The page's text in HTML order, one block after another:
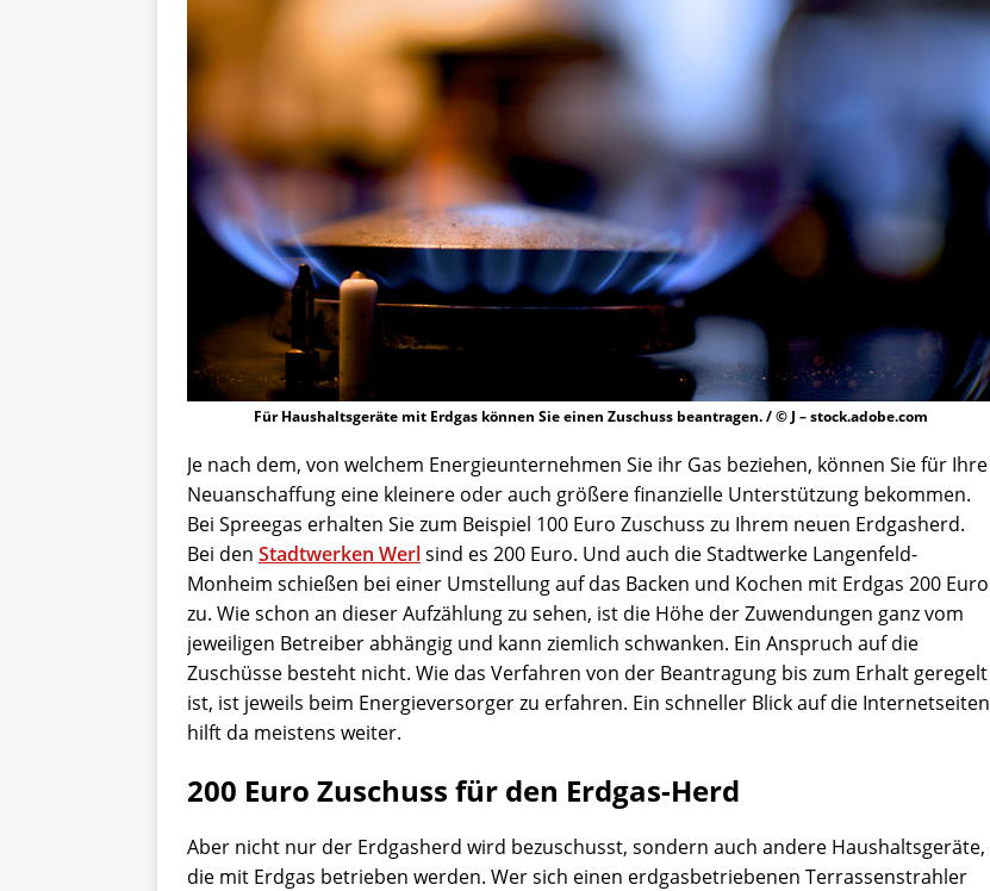
Für Haushaltsgeräte mit Erdgas können Sie einen Zuschuss beantragen. / © J – stock.adobe.com
Je nach dem, von welchem Energieunternehmen Sie ihr Gas beziehen, können Sie für Ihre
Neuanschaffung eine kleinere oder auch größere finanzielle Unterstützung bekommen.
Bei Spreegas erhalten Sie zum Beispiel 100 Euro Zuschuss zu Ihrem neuen Erdgasherd.
Bei den Stadtwerken Werlsind es 200 Euro. Und auch die Stadtwerke Langenfeld-
Monheim schießen bei einer Umstellung auf das Backen und Kochen mit Erdgas 200 Euro
zu. Wie schon an dieser Aufzählung zu sehen, ist die Höhe der Zuwendungen ganz vom
jeweiligen Betreiber abhängig und kann ziemlich schwanken. Ein Anspruch auf die
Zuschüsse besteht nicht. Wie das Verfahren von der Beantragung bis zum Erhalt geregelt
ist, ist jeweils beim Energieversorger zu erfahren. Ein schneller Blick auf die Internetseiten
hilft da meistens weiter.
200 Euro Zuschuss für den Erdgas-Herd
Aber nicht nur der Erdgasherd wird bezuschusst, sondern auch andere Haushaltsgeräte,
die mit Erdgas betrieben werden. Wer sich einen erdgasbetriebenen Terrassenstrahler